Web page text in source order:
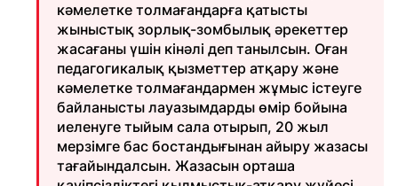
кәмелетке толмағандарға қатысты
жыныстық зорлық-зомбылық әрекеттер
жасағаны үшін кінәлі деп танылсын. Оған
педагогикалық қызметтер атқару және
кәмелетке толмағандармен жұмыс істеуге
байланысты лауазымдарды өмір бойына
иеленуге тыйым сала отырып, 20 жыл
мерзімге бас бостандығынан айыру жазасы
тағайындалсын. Жазасын орташа